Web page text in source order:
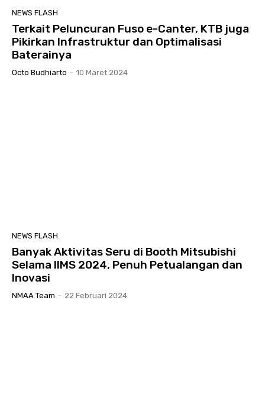
NEWS FLASH
Terkait Peluncuran Fuso e-Canter, KTB juga
Pikirkan Infrastruktur dan Optimalisasi
Baterainya
Octo Budhiarto - 10 Maret 2024
NEWS FLASH
Banyak Aktivitas Seru di Booth Mitsubishi
Selama IIMS 2024, Penuh Petualangan dan
Inovasi
NMAA Team - 22 Februari 2024